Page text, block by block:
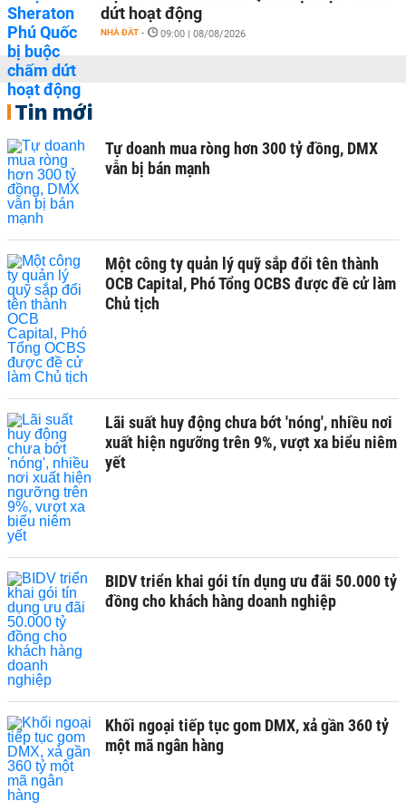
dứt hoạt động
NHÀ ĐẤT - 09:00 | 08/08/2026
Tin mới
Tự doanh mua ròng hơn 300 tỷ đồng, DMX
vẫn bị bán mạnh
Một công ty quản lý quỹ sắp đổi tên thành
OCB Capital, Phó Tổng OCBS được đề cử làm
Chủ tịch
Lãi suất huy động chưa bớt 'nóng', nhiều nơi
xuất hiện ngưỡng trên 9%, vượt xa biểu niêm
yết
BIDV triển khai gói tín dụng ưu đãi 50.000 tỷ
đồng cho khách hàng doanh nghiệp
Khối ngoại tiếp tục gom DMX, xả gần 360 tỷ
một mã ngân hàng